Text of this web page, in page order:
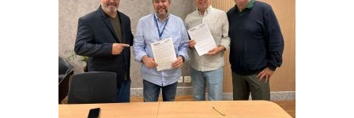
A marca também escolheu Lucy Alves como rosto da
campanha em 11 estados, levando a mensagem ao
Nordeste todo com apoio da agência Gana, usando
criadores locais de conteúdo para retratar o verdadeiro
São João e falar sobre a riqueza da cultura local.